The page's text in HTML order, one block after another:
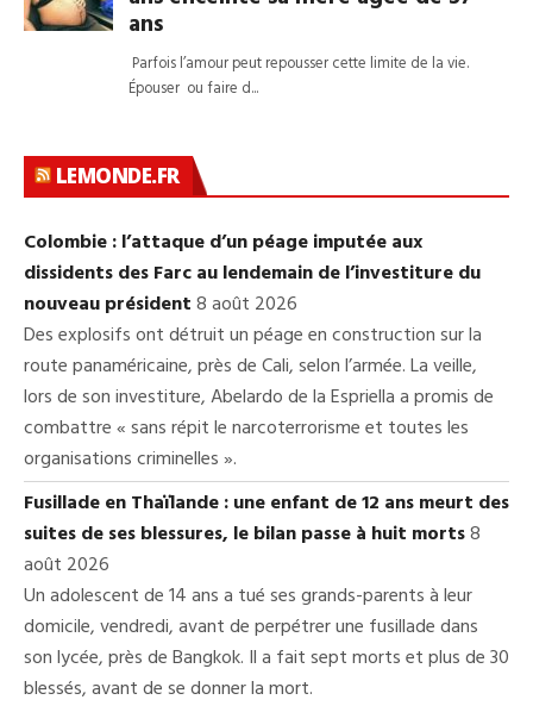
LEMONDE.FR
Colombie : l’attaque d’un péage imputée aux
dissidents des Farc au lendemain de l’investiture du
nouveau président8 août 2026
Des explosifs ont détruit un péage en construction sur la
route panaméricaine, près de Cali, selon l’armée. La veille,
lors de son investiture, Abelardo de la Espriella a promis de
combattre « sans répit le narcoterrorisme et toutes les
organisations criminelles ».
Fusillade en Thaïlande : une enfant de 12 ans meurt des
suites de ses blessures, le bilan passe à huit morts8
août 2026
Un adolescent de 14 ans a tué ses grands-parents à leur
domicile, vendredi, avant de perpétrer une fusillade dans
son lycée, près de Bangkok. Il a fait sept morts et plus de 30
blessés, avant de se donner la mort.